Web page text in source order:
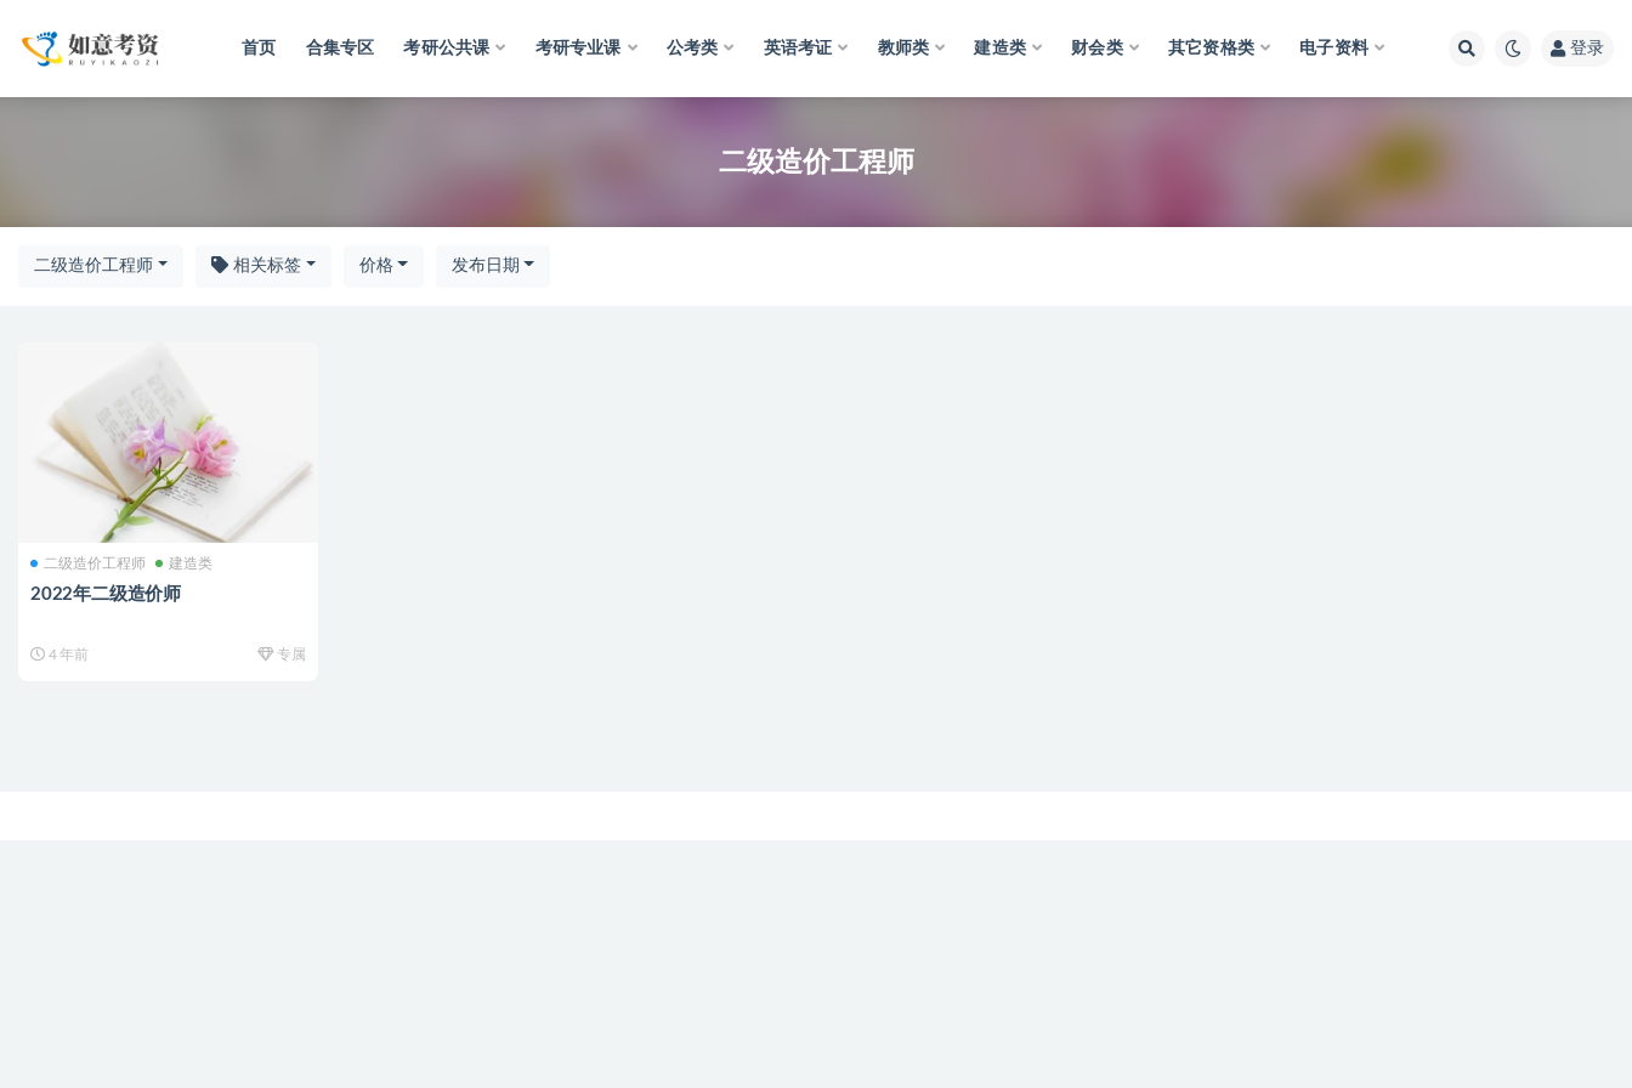
首页 合集专区 考研公共课 考研专业课 公考类 英语考证 教师类 建造类 财会类 其它资格类 电子资料 登录
二级造价工程师
二级造价工程师 相关标签 价格 发布日期
二级造价工程师 建造类
2022年二级造价师
4 年前 专属